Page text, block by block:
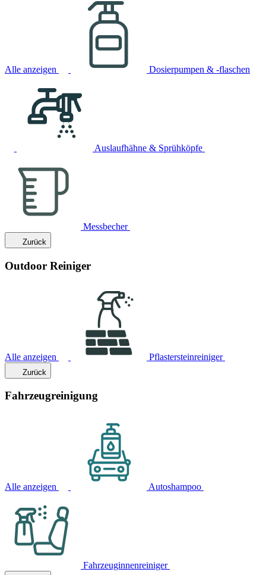
Alle anzeigen Dosierpumpen & -flaschen
Auslaufhähne & Sprühköpfe
Messbecher
Zurück
Outdoor Reiniger
Alle anzeigen Pflastersteinreiniger
Zurück
Fahrzeugreinigung
Alle anzeigen Autoshampoo
Fahrzeuginnenreiniger